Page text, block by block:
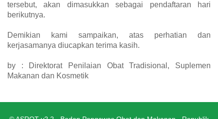
tersebut, akan dimasukkan sebagai pendaftaran hari
berikutnya.
Demikian kami sampaikan, atas perhatian dan
kerjasamanya diucapkan terima kasih.
by : Direktorat Penilaian Obat Tradisional, Suplemen
Makanan dan Kosmetik